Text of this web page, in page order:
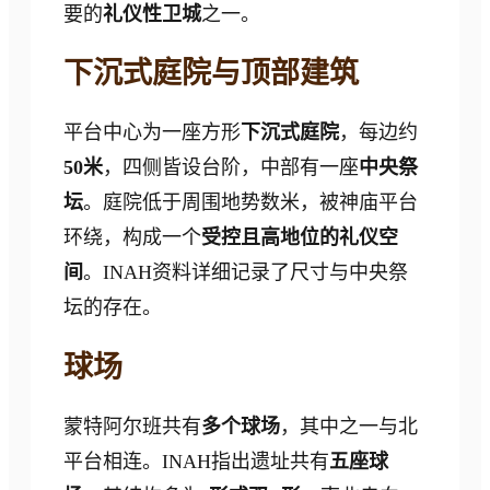
要的礼仪性卫城之一。
下沉式庭院与顶部建筑
平台中心为一座方形 下沉式庭院，每边约
50米，四侧皆设台阶，中部有一座中央祭
坛。庭院低于周围地势数米，被神庙平台
环绕，构成一个受控且高地位的礼仪空
间。INAH资料详细记录了尺寸与中央祭
坛的存在。
球场
蒙特阿尔班共有多个球场，其中之一与北
平台相连。INAH指出遗址共有五座球